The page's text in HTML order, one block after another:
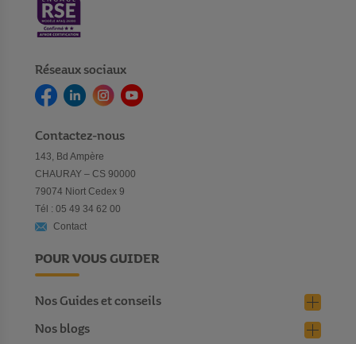
Réseaux sociaux
Contactez-nous
143, Bd Ampère
CHAURAY – CS 90000
79074 Niort Cedex 9
Tél : 05 49 34 62 00
Contact
POUR VOUS GUIDER
Nos Guides et conseils
Nos blogs